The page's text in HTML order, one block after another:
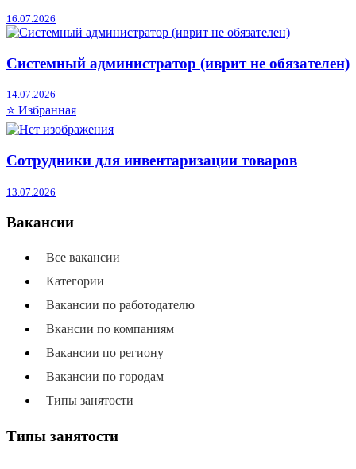
16.07.2026
Системный администратор (иврит не обязателен)
14.07.2026
⭐ Избранная
Сотрудники для инвентаризации товаров
13.07.2026
Вакансии
Все вакансии
Категории
Вакансии по работодателю
Вкансии по компаниям
Вакансии по региону
Вакансии по городам
Типы занятости
Типы занятости